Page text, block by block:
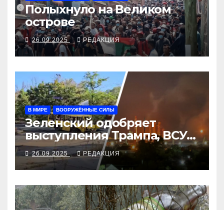
Полыхнуло на Великом
острове
26.09.2025 РЕДАКЦИЯ
В МИРЕ ВООРУЖЁННЫЕ СИЛЫ
Зеленский одобряет
выступления Трампа, ВСУ
закрыли Добропольский
рубеж
26.09.2025 РЕДАКЦИЯ